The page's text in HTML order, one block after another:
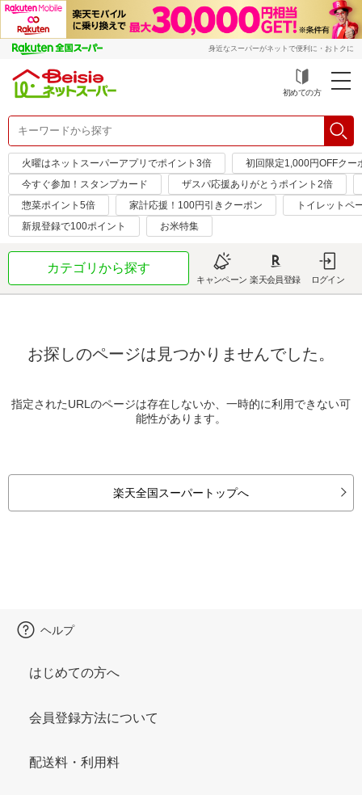
身近なスーパーがネットで便利に・おトクに
初めての方
火曜はネットスーパーアプリでポイント3倍
初回限定1,000円OFFクー
今すぐ参加！スタンプカード
ザスパ応援ありがとうポイント2倍
惣菜ポイント5倍
家計応援！100円引きクーポン
トイレットペ
新規登録で100ポイント
お米特集
カテゴリから探す
キャンペーン 楽天会員登録 ログイン
お探しのページは見つかりませんでした。
指定されたURLのページは存在しないか、一時的に利用できない可
能性があります。
楽天全国スーパートップへ
ヘルプ
はじめての方へ
会員登録方法について
配送料・利用料